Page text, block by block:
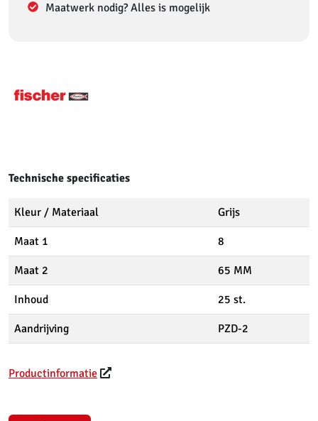
Maatwerk nodig? Alles is mogelijk
Technische specificaties
Kleur / Materiaal Grijs
Maat 1 8
Maat 2 65 MM
Inhoud 25 st.
Aandrijving PZD-2
Productinformatie